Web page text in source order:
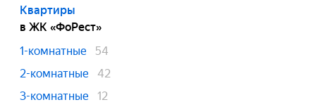
Квартиры
в ЖК «ФоРест»
1-комнатные
54
2-комнатные
42
3-комнатные
12